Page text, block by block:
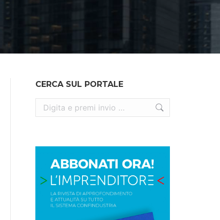
CERCA SUL PORTALE
Cerca: